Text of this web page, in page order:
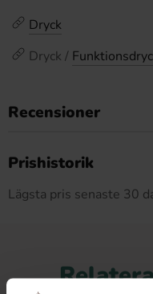
Dryck
Dryck /
Recensioner
Prishistorik
Lägsta pris senaste 30